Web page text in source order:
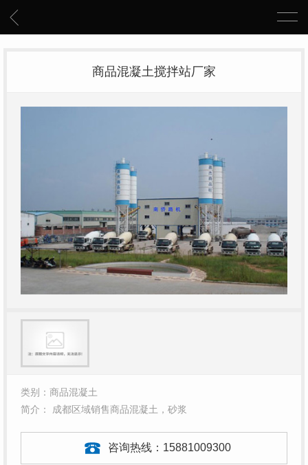
商品混凝土搅拌站厂家
类别：商品混凝土
简介： 成都区域销售商品混凝土，砂浆
咨询热线： 15881009300